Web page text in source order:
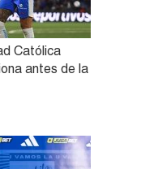
Católica
antes de la